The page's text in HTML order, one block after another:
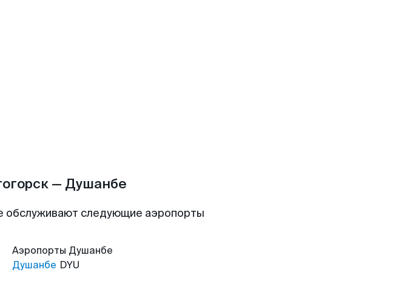
— Душанбе
обслуживают следующие аэропорты
Аэропорты Душанбе
Душанбе DYU